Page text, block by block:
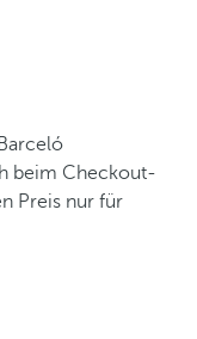
beim Checkout-
Preis nur für